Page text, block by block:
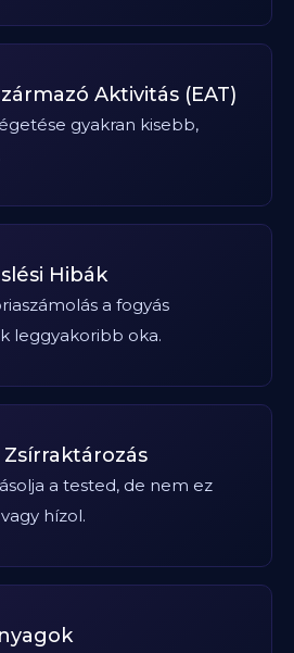
Aktivitás (EAT)
gyakran kisebb,
Hibák
a fogyás
leggyakoribb oka.
a tested, de nem ez
hízol.